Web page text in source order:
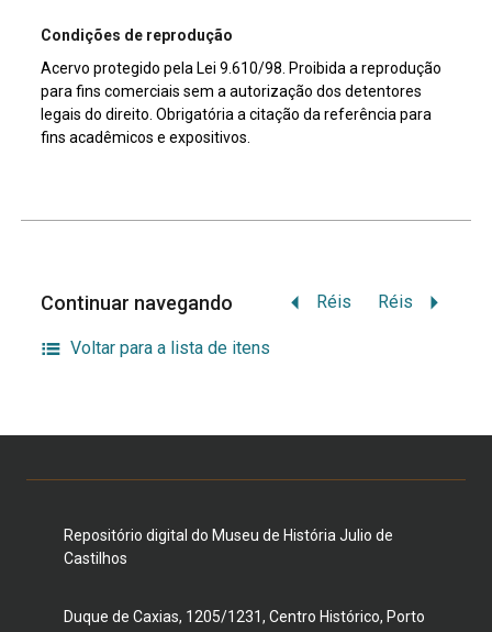
Condições de reprodução
Acervo protegido pela Lei 9.610/98. Proibida a reprodução
para fins comerciais sem a autorização dos detentores
legais do direito. Obrigatória a citação da referência para
fins acadêmicos e expositivos.
Continuar navegando Réis Réis
Voltar para a lista de itens
Repositório digital do Museu de História Julio de
Castilhos
Duque de Caxias, 1205/1231, Centro Histórico, Porto